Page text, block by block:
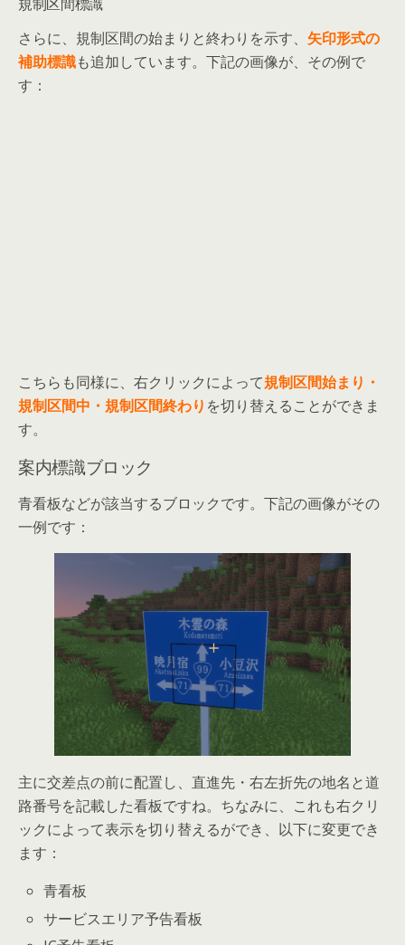
さらに、規制区間の始まりと終わりを示す、 矢印形式の
補助標識も追加しています。下記の画像が、その例で
す：
こちらも同様に、右クリックによって規制区間始まり・
規制区間中・規制区間終わり を切り替えることができま
す。
案内標識ブロック
青看板などが該当するブロックです。下記の画像がその
一例です：
主に交差点の前に配置し、直進先・右左折先の地名と道
路番号を記載した看板ですね。ちなみに、これも右クリ
ックによって表示を切り替えるができ、以下に変更でき
ます：
青看板
サービスエリア予告看板